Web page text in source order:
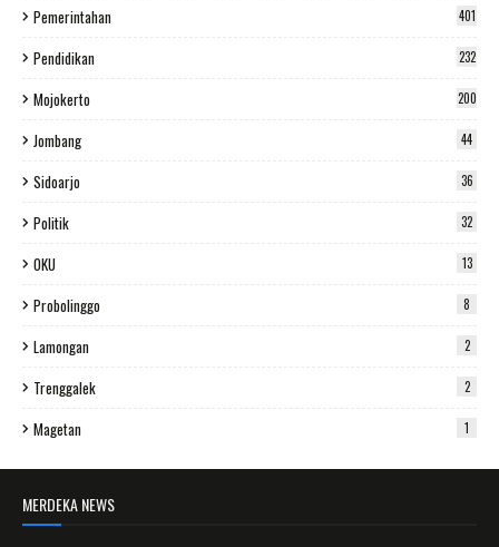
Pemerintahan 401
Pendidikan 232
Mojokerto 200
Jombang 44
Sidoarjo 36
Politik 32
OKU 13
Probolinggo 8
Lamongan 2
Trenggalek 2
Magetan 1
MERDEKA NEWS